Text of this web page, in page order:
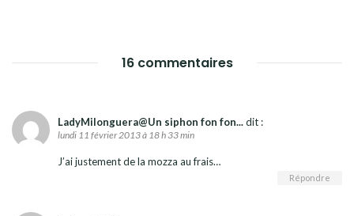
16 commentaires
LadyMilonguera@Un siphon fon fon...dit :
lundi 11 février 2013 à 18 h 33 min
J’ai justement de la mozza au frais…
Répondre